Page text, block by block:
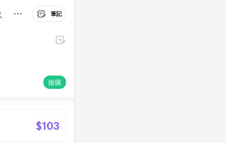
筆記
搶購
$103